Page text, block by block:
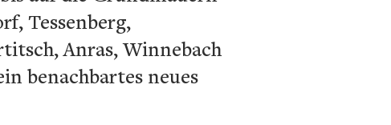
Tessenberg,
Anras, Winnebach
benachbartes neues